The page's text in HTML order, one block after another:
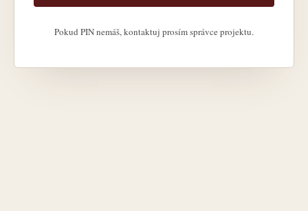
Pokud PIN nemáš, kontaktuj prosím správce projektu.